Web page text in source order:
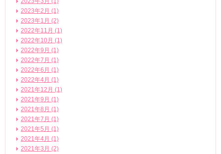
2023年2月 (1)
2023年1月 (2)
2022年11月 (1)
2022年10月 (1)
2022年9月 (1)
2022年7月 (1)
2022年6月 (1)
2022年4月 (1)
2021年12月 (1)
2021年9月 (1)
2021年8月 (1)
2021年7月 (1)
2021年5月 (1)
2021年4月 (1)
2021年3月 (2)